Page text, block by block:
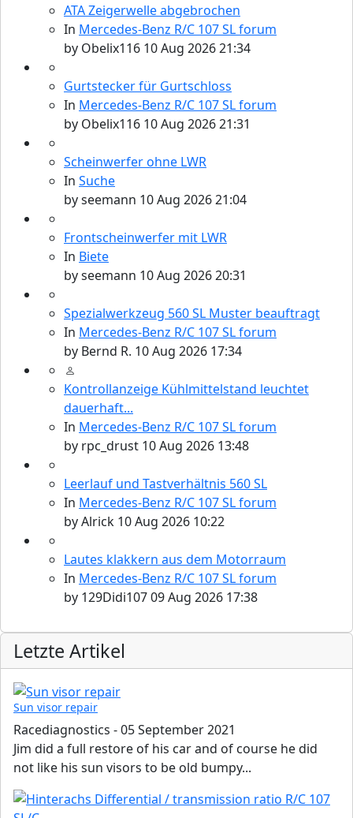
ATA Zeigerwelle abgebrochen
In Mercedes-Benz R/C 107 SL forum
by Obelix116 10 Aug 2026 21:34
Gurtstecker für Gurtschloss
In Mercedes-Benz R/C 107 SL forum
by Obelix116 10 Aug 2026 21:31
Scheinwerfer ohne LWR
In Suche
byseemann 10 Aug 2026 21:04
Frontscheinwerfer mit LWR
In Biete
byseemann 10 Aug 2026 20:31
Spezialwerkzeug 560 SL Muster beauftragt
In Mercedes-Benz R/C 107 SL forum
by Bernd R. 10 Aug 2026 17:34
Kontrollanzeige Kühlmittelstand leuchtet
dauerhaft...
In Mercedes-Benz R/C 107 SL forum
by rpc_drust 10 Aug 2026 13:48
Leerlauf und Tastverhältnis 560 SL
In Mercedes-Benz R/C 107 SL forum
byAlrick 10 Aug 2026 10:22
Lautes klakkern aus dem Motorraum
In Mercedes-Benz R/C 107 SL forum
by 129Didi10709 Aug 2026 17:38
Letzte Artikel
Sun visor repair
Racediagnostics -05 September 2021
Jim did a full restore of his car and of course he did
not like his sun visors to be old bumpy...